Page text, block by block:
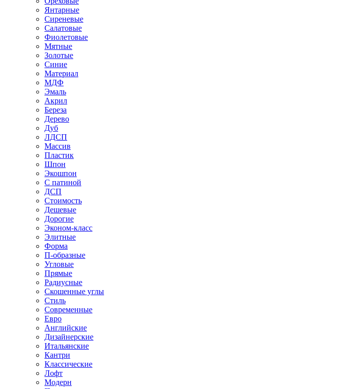
Янтарные
Сиреневые
Салатовые
Фиолетовые
Мятные
Золотые
Синие
Материал
МДФ
Эмаль
Акрил
Береза
Дерево
Дуб
ЛДСП
Массив
Пластик
Шпон
Экошпон
С патиной
ДСП
Стоимость
Дешевые
Дорогие
Эконом-класс
Элитные
Форма
П-образные
Угловые
Прямые
Радиусные
Скошенные углы
Стиль
Современные
Евро
Английские
Дизайнерские
Итальянские
Кантри
Классические
Лофт
Модерн